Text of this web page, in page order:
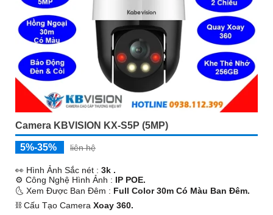
Camera KBVISION KX-S5P (5MP)
5%-35% liên hệ
️👀 Hình Ảnh Sắc nét : 3k .
⚙ Công Nghệ Hình Ảnh : IP POE.
🌜 Xem Được Ban Đêm : Full Color 30m Có Màu Ban Ðêm.
⛓ Cấu Tạo Camera Xoay 360.